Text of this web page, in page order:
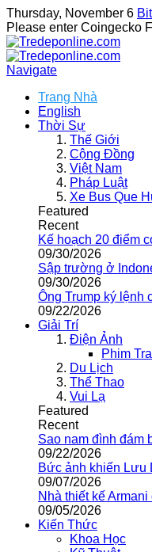
Thursday, November 6
Please enter Coingecko
Navigate
Trang Nhà
English
Thời Sự
Thế Giới
Cộng Đồng
Việt Nam
Pháp Luật
Xe Bus Que
Featured
Recent
Kế hoạch 20 điểm
09/30/2026
Sập trường ở
09/30/2026
Ông Trump ký lệnh
09/22/2026
Giải Trí
Điện Ảnh
Phim
Du Lịch
Thể Thao
Vui Lạ
Featured
Recent
Sao nam đình đám
09/22/2026
Bức ảnh khiến Lưu
09/07/2026
Nhà thiết kế
09/05/2026
Kiến Thức
Khoa Học